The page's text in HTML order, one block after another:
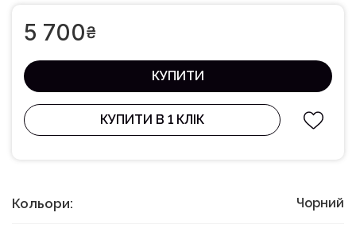
5 700₴
КУПИТИ
КУПИТИ В 1 КЛІК
Кольори: Чорний